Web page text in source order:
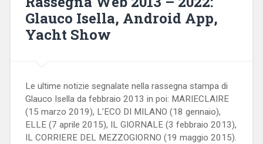
Glauco Isella, Android App,
Yacht Show
Le ultime notizie segnalate nella rassegna stampa di
Glauco Isella da febbraio 2013 in poi: MARIECLAIRE
(15 marzo 2019), L’ECO DI MILANO (18 gennaio),
ELLE (7 aprile 2015), IL GIORNALE (3 febbraio 2013),
IL CORRIERE DEL MEZZOGIORNO (19 maggio 2015).